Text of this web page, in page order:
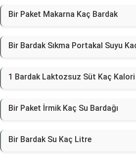
Bir Paket Makarna Kaç Bardak
Bir Bardak Sıkma Portakal Suyu
1 Bardak Laktozsuz Süt Kaç Kalori
Bir Paket İrmik Kaç Su Bardağı
Bir Bardak Su Kaç Litre